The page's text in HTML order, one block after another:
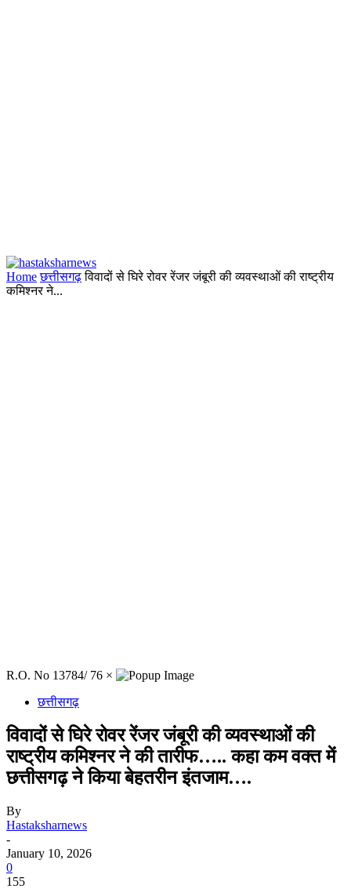
Home छत्तीसगढ़ विवादों से घिरे रोवर रेंजर जंबूरी की व्यवस्थाओं की राष्ट्रीय
कमिश्नर ने...
R.O. No 13784/ 76 ×
छत्तीसगढ़
विवादों से घिरे रोवर रेंजर जंबूरी की व्यवस्थाओं की
राष्ट्रीय कमिश्नर ने की तारीफ….. कहा कम वक्त में
छत्तीसगढ़ ने किया बेहतरीन इंतजाम….
By
Hastaksharnews
-
January 10, 2026
0
155